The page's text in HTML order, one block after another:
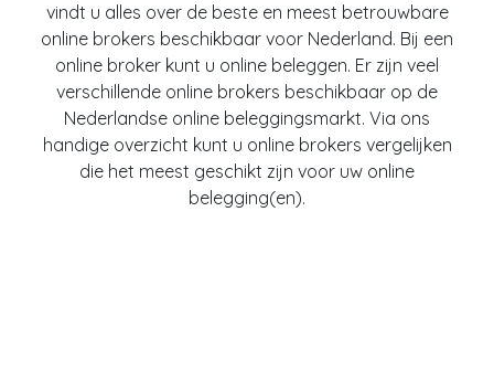
vindt u alles over de beste en meest betrouwbare
online brokers beschikbaar voor Nederland. Bij een
online broker kunt u online beleggen. Er zijn veel
verschillende online brokers beschikbaar op de
Nederlandse online beleggingsmarkt. Via ons
handige overzicht kunt u online brokers vergelijken
die het meest geschikt zijn voor uw online
belegging(en).